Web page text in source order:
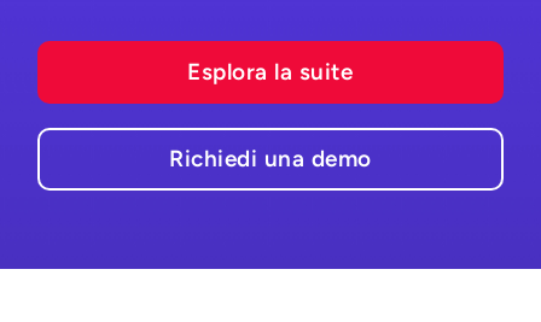
Esplora la suite
Richiedi una demo